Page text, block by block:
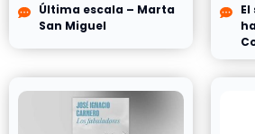
Última escala – Marta
San Miguel